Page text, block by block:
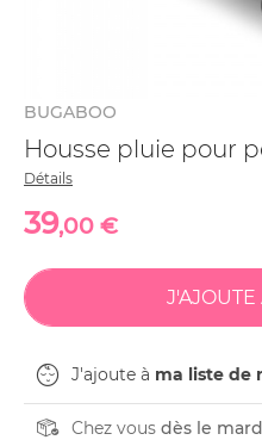
BUGABOO
Housse pluie pour
Détails
39,00 €
J'ajoute à ma liste de
Chez vous dès le